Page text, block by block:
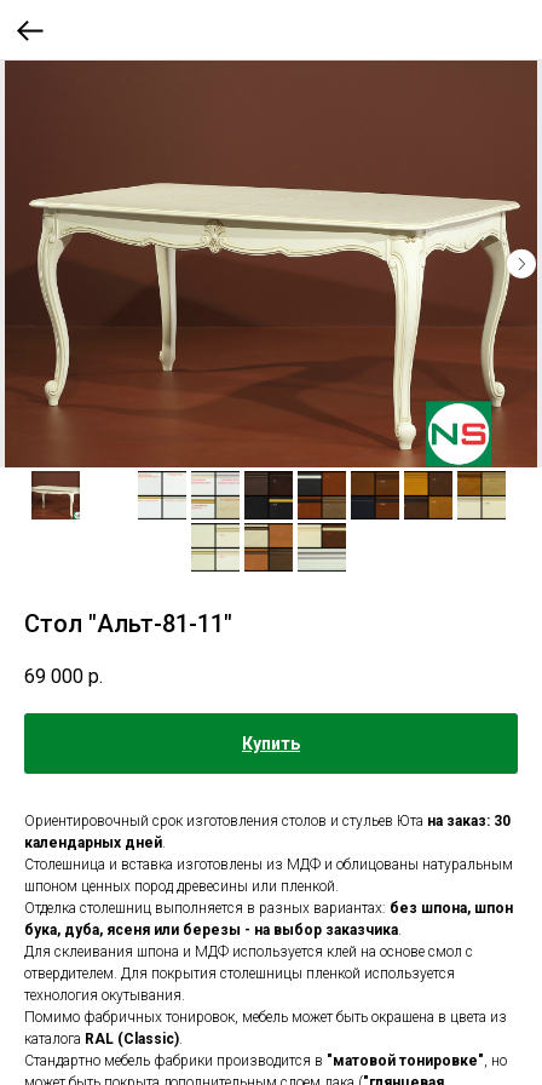
Стол "Альт-81-11"
69 000 р.
Купить
Ориентировочный срок изготовления столов и стульев Юта на заказ: 30
календарных дней.
Столешница и вставка изготовлены из МДФ и облицованы натуральным
шпоном ценных пород древесины или пленкой.
Отделка столешниц выполняется в разных вариантах: без шпона, шпон
бука, дуба, ясеня или березы - на выбор заказчика.
Для склеивания шпона и МДФ используется клей на основе смол с
отвердителем. Для покрытия столешницы пленкой используется
технология окутывания.
Помимо фабричных тонировок, мебель может быть окрашена в цвета из
каталога RAL (Classic).
Стандартно мебель фабрики производится в "матовой тонировке", но